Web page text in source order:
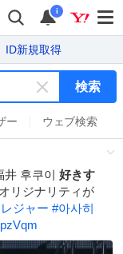
i
ID新規取得
キ
ー
ワ
ド
を
消
検索
ー ウェブ検索
井 후쿠이 好きす
リジナリティが
ジャー #아사히